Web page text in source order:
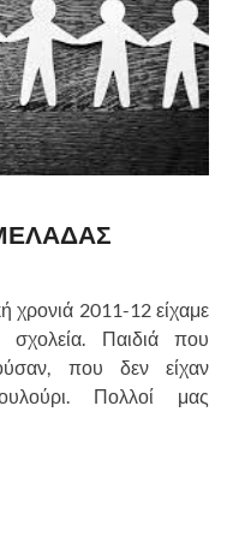
χρονιά 2011-12 είχαμε
Παιδιά που
που δεν είχαν
Πολλοί μας